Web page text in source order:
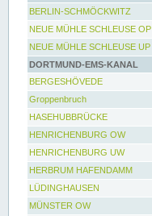
BERLIN-SCHMÖCKWITZ
NEUE MÜHLE SCHLEUSE OP
NEUE MÜHLE SCHLEUSE UP
DORTMUND-EMS-KANAL
BERGESHÖVEDE
Groppenbruch
HASEHUBBRÜCKE
HENRICHENBURG OW
HENRICHENBURG UW
HERBRUM HAFENDAMM
LÜDINGHAUSEN
MÜNSTER OW